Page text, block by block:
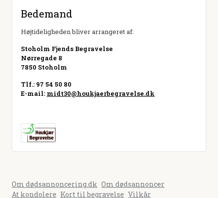
Bedemand
Højtideligheden bliver arrangeret af:
Stoholm Fjends Begravelse
Nørregade 8
7850 Stoholm
Tlf.: 97 54 50 80
E-mail: midt30@houkjaerbegravelse.dk
Om dødsannoncering.dk Om dødsannoncer
At kondolere Kort til begravelse Vilkår